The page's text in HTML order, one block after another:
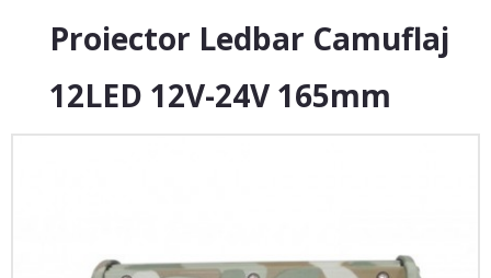
Proiector Ledbar Camuflaj
12LED 12V-24V 165mm